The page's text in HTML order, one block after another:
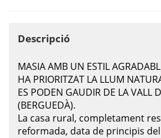
Descripció
MASIA AMB UN ESTIL
HA PRIORITZAT LA LLUM
ES PODEN GAUDIR DE LA VALL
(BERGUEDÀ).
La casa rural, completament
reformada, data de principis del